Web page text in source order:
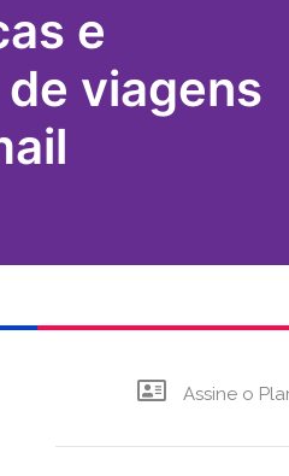
e
viagens
Assine o